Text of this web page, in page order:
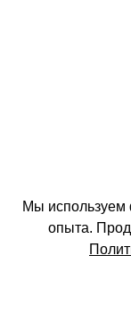
Мы
опыта.